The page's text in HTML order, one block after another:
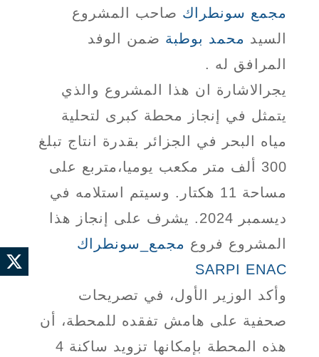
مجمع سونطراك صاحب المشروع
السيد محمد بوطبة ضمن الوفد
المرافق له .
يجرالاشارة ان هذا المشروع والذي
يتمثل في إنجاز محطة كبرى لتحلية
مياه البحر في الجزائر
بقدرة انتاج تبلغ
300 ألف متر مكعب يوميا،متربع على
مساحة 11 هكتار. وسيتم استلامه في
ديسمبر 2024. يشرف على إنجاز هذا
المشروع فروع مجمع_سونطراك
SARPI ENAC
وأكد الوزير الأول، في تصريحات
صحفية على هامش تفقده للمحطة، أن
هذه المحطة بإمكانها تزويد ساكنة 4